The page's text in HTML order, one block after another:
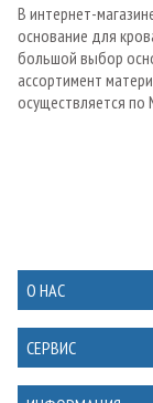
В интернет-
основание для
большой выбор
ассортимент
осуществляется
О НАС
СЕРВИС